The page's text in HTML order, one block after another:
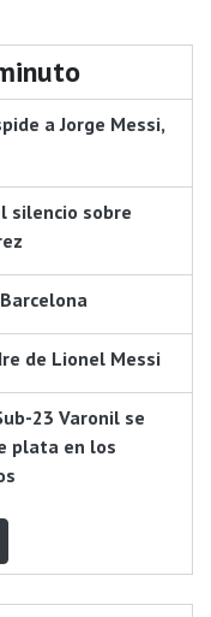
a Jorge Messi,
silencio sobre
de Lionel Messi
23 Varonil se
plata en los